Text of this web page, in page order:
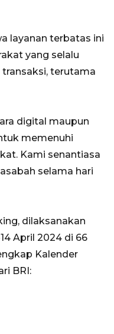
layanan terbatas ini
yang selalu
terutama
digital maupun
memenuhi
Kami senantiasa
selama hari
dilaksanakan
April 2024 di 66
Kalender
BRI: